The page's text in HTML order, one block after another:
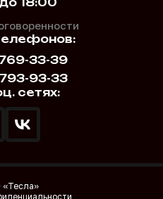
33-39
793-93-33
сетях: